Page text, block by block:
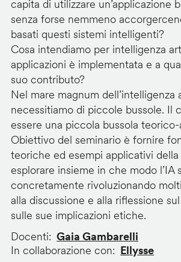
capita di utilizzare un’applicazione
senza forse nemmeno
basati questi sistemi intelligenti?
Cosa intendiamo per intelligenza
applicazioni è implementata e a
suo contributo?
Nel mare magnum dell’intelligenza
necessitiamo di piccole bussole. Il
essere una piccola bussola
Obiettivo del seminario è fornire
teoriche ed esempi applicativi
esplorare insieme in che modo l’IA
concretamente rivoluzionando
alla discussione e alla riflessione
sulle sue implicazioni etiche.
Docenti
Gaia Gambarelli
In collaborazione con
Ellysse